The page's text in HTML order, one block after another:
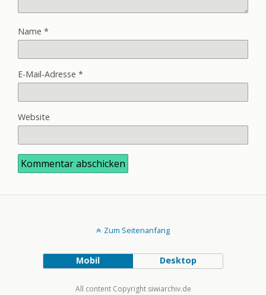
Name *
E-Mail-Adresse *
Website
Zum Seitenanfang
Mobil Desktop
All content Copyright siwiarchiv.de